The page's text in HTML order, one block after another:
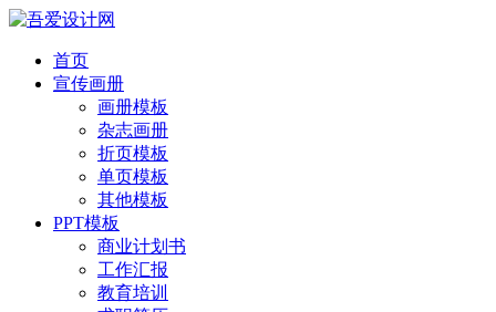
首页
宣传画册
画册模板
杂志画册
折页模板
单页模板
其他模板
PPT模板
商业计划书
工作汇报
教育培训